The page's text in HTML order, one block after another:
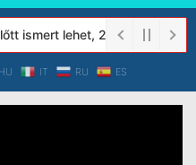
lehet, 2023-tól a
HU IT RU ES